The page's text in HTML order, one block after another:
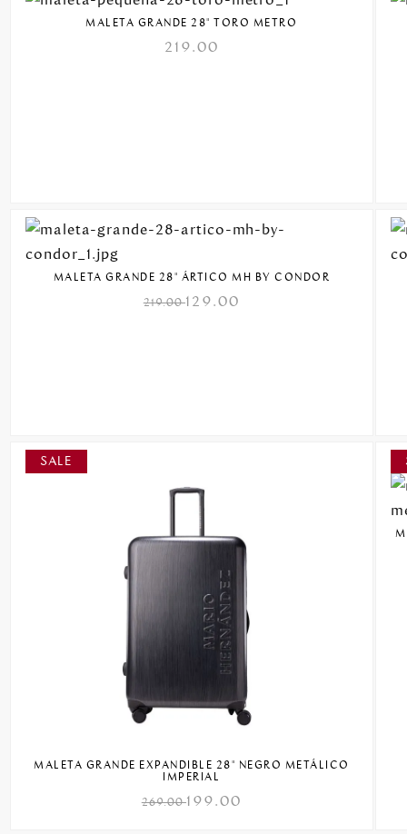
MALETA GRANDE 28" TORO METRO
219.00
MALETA GRANDE 28" ÁRTICO MH BY CONDOR
219.00129.00
MALETA GRANDE EXPANDIBLE 28" NEGRO METÁLICO
IMPERIAL
269.00199.00